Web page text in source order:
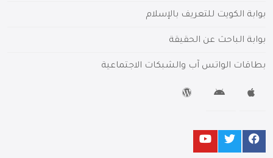
بوابة الكويت للتعريف بالإسلام
بوابة الباحث عن الحقيقة
بطاقات الواتس آب والشبكات الاجتماعية